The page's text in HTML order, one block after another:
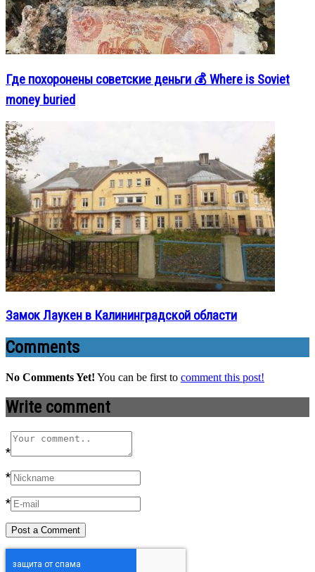
Где похоронены советские деньги 💰 Where is Soviet
money buried
Замок Лаукен в Калининградской области
Comments
No Comments Yet! You can be first to comment this post!
Write comment
*
*
*